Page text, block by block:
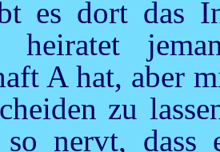
es dort das
heiratet
A hat, aber
zu
so nervt, dass